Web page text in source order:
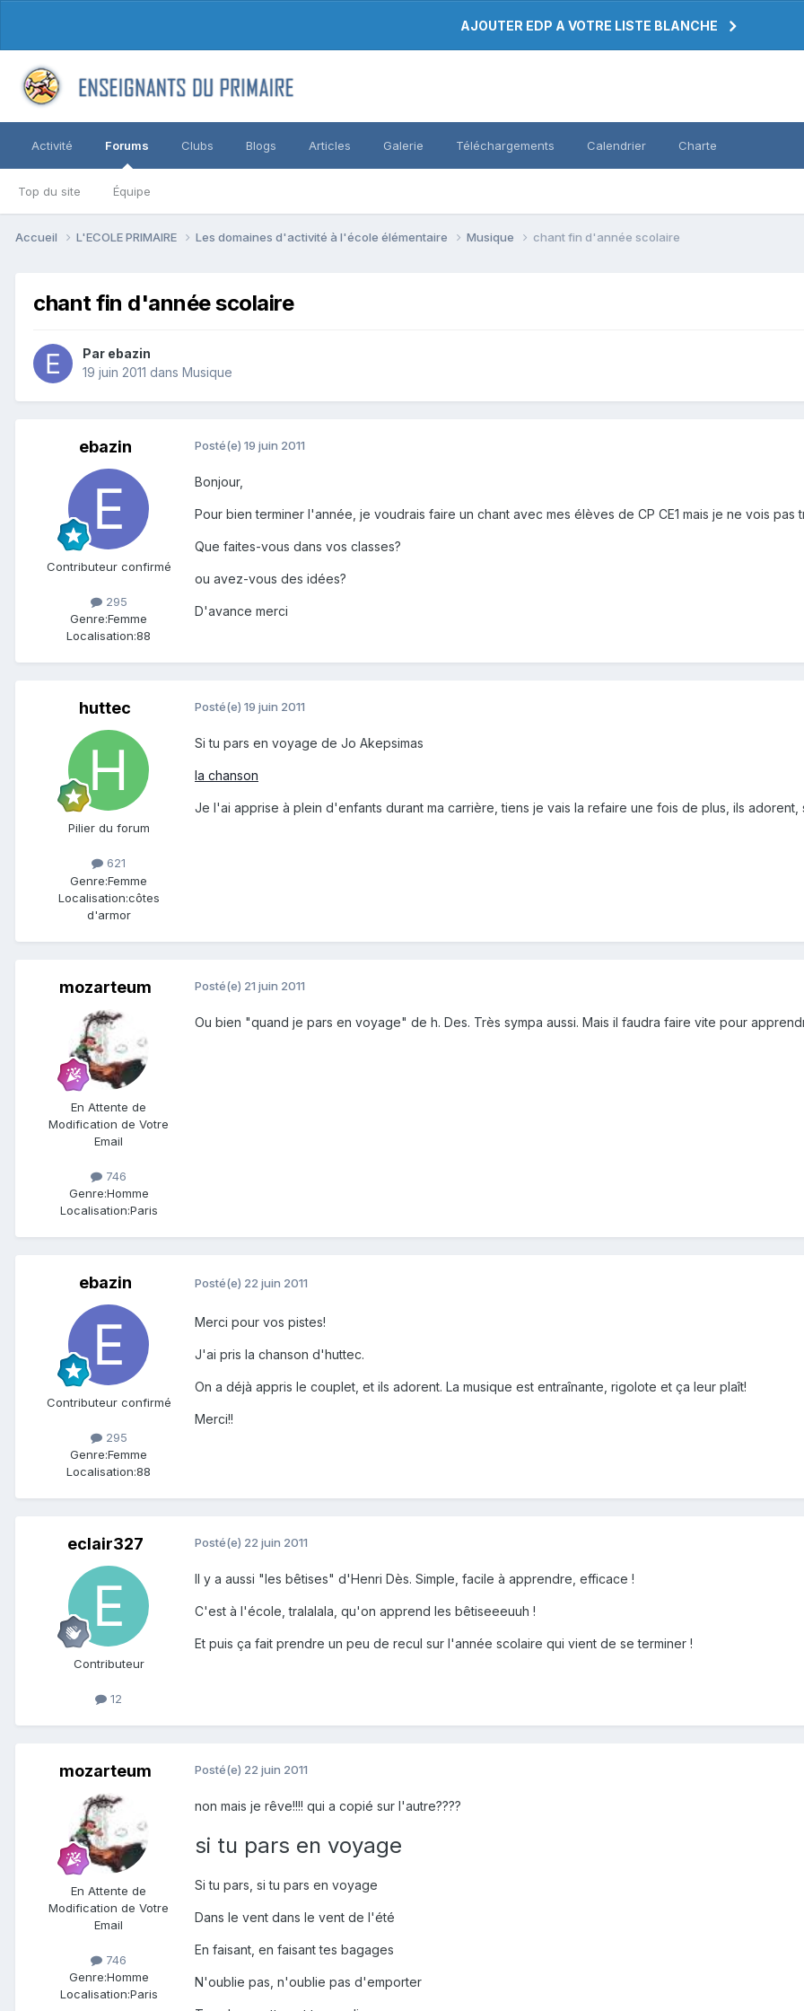
AJOUTER EDP A VOTRE LISTE BLANCHE
Activité Forums
Top du site Équipe
Clubs Blogs Articles Galerie Téléchargements Calendrier Charte
Accueil L'ECOLE PRIMAIRE Les domaines d'activité à l'école élémentaire Musique chant fin d'année scolaire
chant fin d'année scolaire
Par ebazin
19 juin 2011 dans Musique
ebazin
Contributeur confirmé
295
Genre:Femme
Localisation:88
Posté(e) 19 juin 2011
Bonjour,
Pour bien terminer l'année, je voudrais faire un chant avec mes élèves de CP CE1 mais je ne vois pas
Que faites-vous dans vos classes?
ou avez-vous des idées?
D'avance merci
huttec
Pilier du forum
621
Genre:Femme
Localisation:côtes
d'armor
Posté(e) 19 juin 2011
Si tu pars en voyage de Jo Akepsimas
la chanson
Je l'ai apprise à plein d'enfants durant ma carrière, tiens je vais la refaire une fois de plus, ils adorent,
mozarteum
En Attente de
Modification de Votre
Email
746
Genre:Homme
Localisation:Paris
Posté(e) 21 juin 2011
Ou bien "quand je pars en voyage" de h. Des. Très sympa aussi. Mais il faudra faire vite pour
ebazin
Contributeur confirmé
295
Genre:Femme
Localisation:88
Posté(e) 22 juin 2011
Merci pour vos pistes!
J'ai pris la chanson d'huttec.
On a déjà appris le couplet, et ils adorent. La musique est entraînante, rigolote et ça leur plaît!
Merci!!
eclair327
Contributeur
12
Posté(e) 22 juin 2011
Il y a aussi "les bêtises" d'Henri Dès. Simple, facile à apprendre, efficace !
C'est à l'école, tralalala, qu'on apprend les bêtiseeeuuh !
Et puis ça fait prendre un peu de recul sur l'année scolaire qui vient de se terminer !
mozarteum
En Attente de
Modification de Votre
Email
746
Genre:Homme
Localisation:Paris
Posté(e) 22 juin 2011
non mais je rêve!!!! qui a copié sur l'autre????
si tu pars en voyage
Si tu pars, si tu pars en voyage
Dans le vent dans le vent de l'été
En faisant, en faisant tes bagages
N'oublie pas, n'oublie pas d'emporter